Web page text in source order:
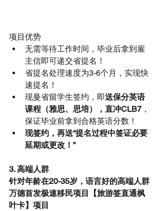
项目优势
无需等待工作时间，毕业后拿到雇
主信即可递交省提名！
省提名处理速度为3-6个月，实现快
速提名！
现曼省留学生签约，即送保分英语
课程（雅思、思培），直冲CLB7 ，
保证毕业前拿到合格英语分数！
现签约，再送“提名过程中签证必要
延期或更改！”
3. 高端人群
针对年龄在20-35岁，语言好的高端人群
万德首发极速移民项目【旅游签直通枫
叶卡】项目